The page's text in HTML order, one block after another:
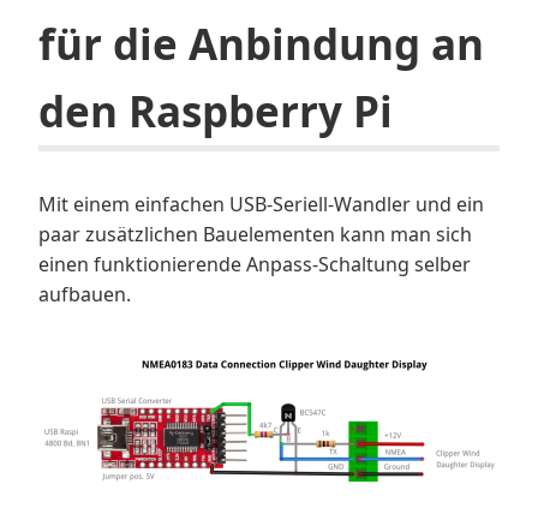
für die Anbindung an
den Raspberry Pi
Mit einem einfachen USB-Seriell-Wandler und ein
paar zusätzlichen Bauelementen kann man sich
einen funktionierende Anpass-Schaltung selber
aufbauen.